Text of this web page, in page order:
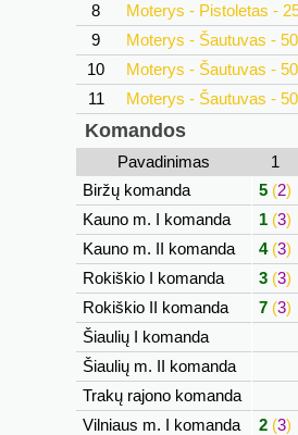
8
Moterys - Pistoletas -
9
Moterys - Šautuvas -
10
Moterys - Šautuvas -
11
Moterys - Šautuvas -
Komandos
Pavadinimas 1
Biržų komanda
5 (2)
Kauno m. I komanda
1 (3)
Kauno m. II komanda
4(3)
Rokiškio I komanda
3 (3)
Rokiškio II komanda
7 (3)
Šiaulių I komanda
Šiaulių m. II komanda
Trakų rajono komanda
Vilniaus m. I komanda
2 (3)